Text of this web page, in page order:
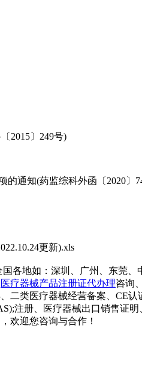
2015〕249号)
通知(药监综科外函〔2020〕
更新).xls
国各地如：深圳、广州、东莞
医疗器械产品注册证代办理咨询
类医疗器械经营备案、CE
注册、医疗器械出口销售证
欢迎您咨询与合作！